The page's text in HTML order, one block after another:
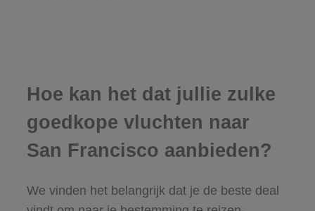
Hoe kan het dat jullie zulke
goedkope vluchten naar
San Francisco aanbieden?
We vinden het belangrijk dat je de beste deal